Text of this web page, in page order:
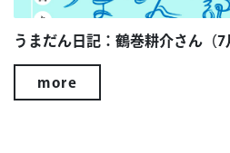
うまだん日記：鶴巻耕介さん（7
more